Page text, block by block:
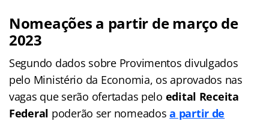
Nomeações a partir de março de
2023
Segundo dados sobre Provimentos divulgados
pelo Ministério da Economia, os aprovados nas
vagas que serão ofertadas pelo edital Receita
Federal poderão ser nomeadosa partir de